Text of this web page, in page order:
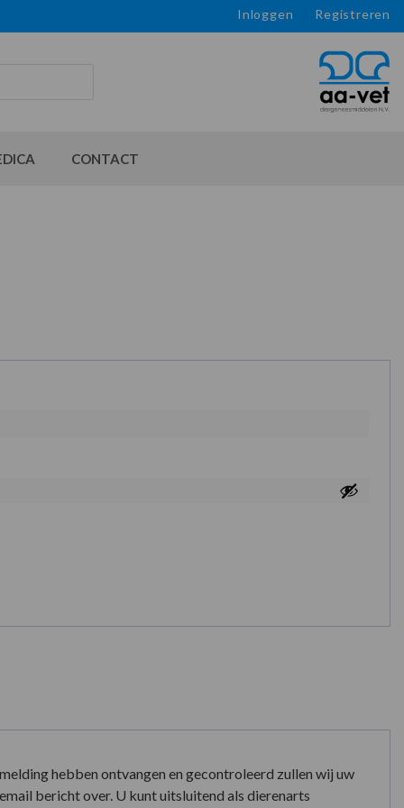
Inloggen Registreren
CONTACT
hebben ontvangen en gecontroleerd zullen wij uw
bericht over. U kunt uitsluitend als dierenarts